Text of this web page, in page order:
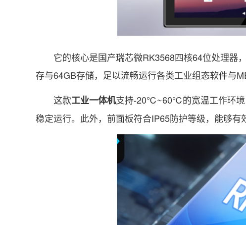
它的核心是国产瑞芯微RK3568四核64位处理器
存与64GB存储，足以流畅运行各类工业组态软件与
这款工业一体机支持-20℃~60℃的宽温工作环境
稳定运行。此外，前面板符合IP65防护等级，能够